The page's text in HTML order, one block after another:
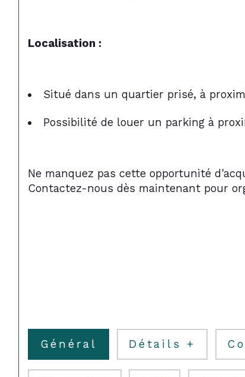
Localisation :
Situé dans un quartier prisé, à
Possibilité de louer un parking à
Ne manquez pas cette opportunité
Contactez-nous dès maintenant pour
Général Détails +